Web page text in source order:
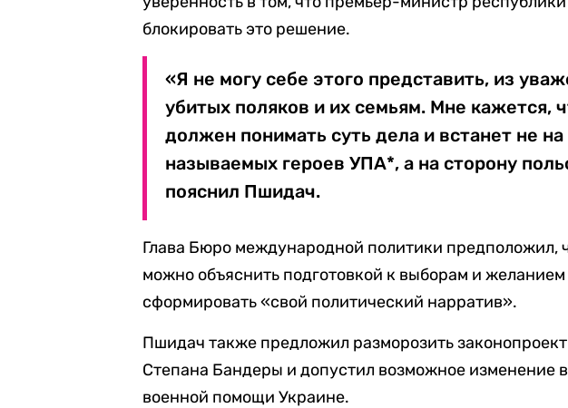
блокировать это решение.
«Я не могу себе этого представить, из
убитых поляков и их семьям. Мне кажется,
должен понимать суть дела и встанет не на
называемых героев УПА*, а на сторону
пояснил Пшидач.
Глава Бюро международной политики предположил,
можно объяснить подготовкой к выборам и
сформировать «свой политический нарратив».
Пшидач также предложил разморозить
Степана Бандеры и допустил возможное изменение
военной помощи Украине.